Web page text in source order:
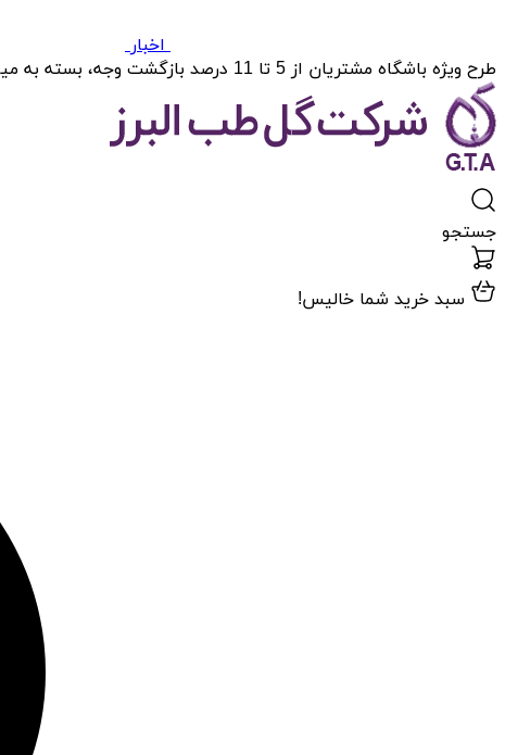
اخبار
طرح ویژه باشگاه مشتریان از 5 تا 11 درصد بازگشت وجه، بسته به میزان خریدتان.
جستجو
سبد خرید شما خالیس!